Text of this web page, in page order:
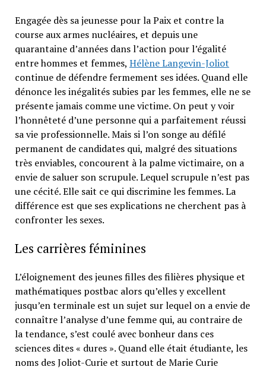
Engagée dès sa jeunesse pour la Paix et contre la
course aux armes nucléaires, et depuis une
quarantaine d’années dans l’action pour l’égalité
entre hommes et femmes, Hélène Langevin-Joliot
continue de défendre fermement ses idées. Quand elle
dénonce les inégalités subies par les femmes, elle ne se
présente jamais comme une victime. On peut y voir
l’honnêteté d’une personne qui a parfaitement réussi
sa vie professionnelle. Mais si l’on songe au défilé
permanent de candidates qui, malgré des situations
très enviables, concourent à la palme victimaire, on a
envie de saluer son scrupule. Lequel scrupule n’est pas
une cécité. Elle sait ce qui discrimine les femmes. La
différence est que ses explications ne cherchent pas à
confronter les sexes.
Les carrières féminines
L’éloignement des jeunes filles des filières physique et
mathématiques postbac alors qu’elles y excellent
jusqu’en terminale est un sujet sur lequel on a envie de
connaître l’analyse d’une femme qui, au contraire de
la tendance, s’est coulé avec bonheur dans ces
sciences dites « dures ». Quand elle était étudiante, les
noms des Joliot-Curie et surtout de Marie Curie